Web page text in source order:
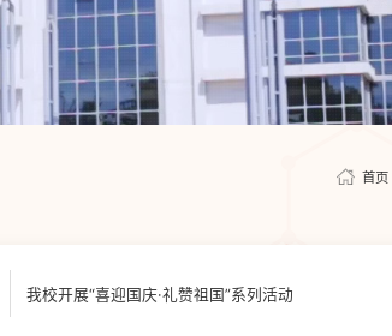
首页
我校开展“喜迎国庆·礼赞祖国”系列活动